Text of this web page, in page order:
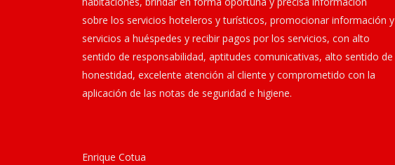
sobre los servicios hoteleros y turísticos, promocionar información y
servicios a huéspedes y recibir pagos por los servicios, con alto
sentido de responsabilidad, aptitudes comunicativas, alto sentido de
honestidad, excelente atención al cliente y comprometido con la
aplicación de las notas de seguridad e higiene.
Enrique Cotua